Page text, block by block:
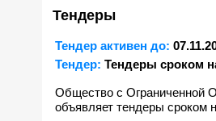
Тендеры
Тендер активен до:
Тендер: Тендеры сроком
Общество с Ограниченной
объявляет тендеры сроком